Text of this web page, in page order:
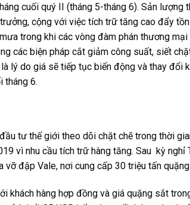
cuối quý II (tháng 5-tháng 6). Sản lượng
cộng với việc tích trữ tăng cao đẩy
trong khi các vòng đàm phán thương
các biện pháp cắt giảm công suất, siết
lý do giá sẽ tiếp tục biến động và thay
tháng 6.
tư thế giới theo dõi chặt chẽ trong thời
vì nhu cầu tích trữ hàng tăng. Sau kỳ
vỡ đập Vale, nơi cung cấp 30 triệu tấn
khách hàng hợp đồng và giá quặng sắt